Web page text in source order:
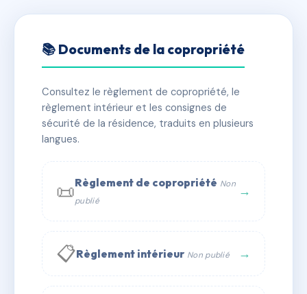
LES OEILLETS
✓ Immatriculée 🏠 35 lots 🏗 2 bâtiment(s)
📞 Contacter Syndic Digital
📚 Documents de la copropriété
Consultez le règlement de copropriété, le
règlement intérieur et les consignes de
sécurité de la résidence, traduits en plusieurs
langues.
📜Règlement de copropriété Non
publié
→
📋Règlement intérieur Non publié →